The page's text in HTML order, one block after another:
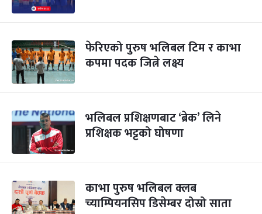
फेरिएको पुरुष भलिबल टिम र काभा
कपमा पदक जित्ने लक्ष्य
भलिबल प्रशिक्षणबाट ‘ब्रेक’ लिने
प्रशिक्षक भट्टको घोषणा
काभा पुरुष भलिबल क्लब
च्याम्पियनसिप डिसेम्बर दोस्रो साता